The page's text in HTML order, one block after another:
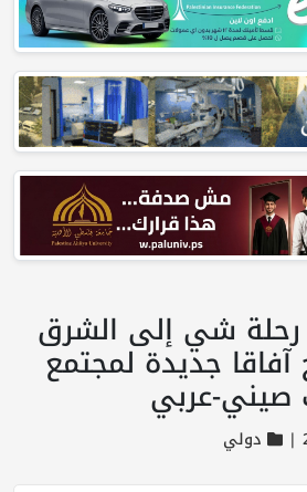
رحلة شي إلى الشرق
جديدة لمجتمع
عربي
دولي